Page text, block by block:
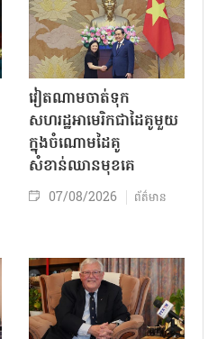
វៀតណាមចាត់ទុក
សហរដ្ឋអាមេរិកជាដៃគូមួយ
ក្នុងចំណោមដៃគូ
សំខាន់ឈានមុខគេ
07/08/2026 ព័ត៌មាន